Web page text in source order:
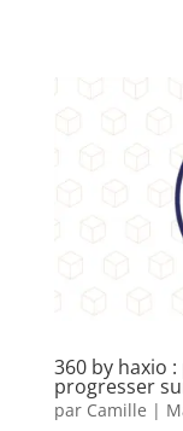
360 by haxio
progresser
par Camille |